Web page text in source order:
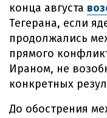
конца августа
Тегерана, если
продолжались
прямого
Ираном, не
конкретных
До обострения